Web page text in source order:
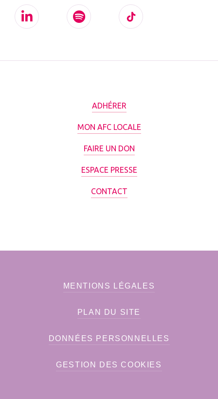
ADHÉRER
MON AFC LOCALE
FAIRE UN DON
ESPACE PRESSE
CONTACT
MENTIONS LÉGALES
PLAN DU SITE
DONNÉES PERSONNELLES
GESTION DES COOKIES